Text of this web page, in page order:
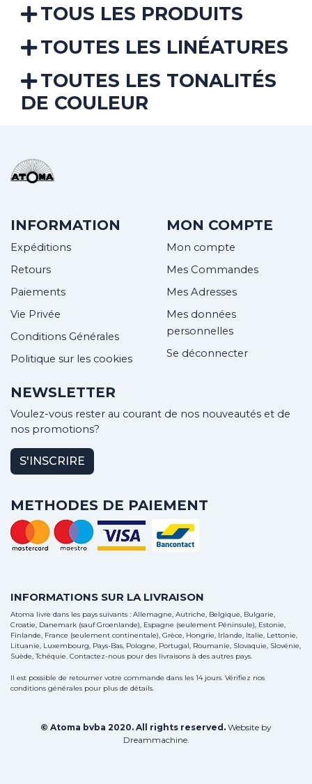
TOUS LES PRODUITS
TOUTES LES LINÉATURES
TOUTES LES TONALITÉS
DE COULEUR
INFORMATION
Expéditions
Retours
Paiements
Vie Privée
Conditions Générales
Politique sur les cookies
MON COMPTE
Mon compte
Mes Commandes
Mes Adresses
Mes données
personnelles
Se déconnecter
NEWSLETTER
Voulez-vous rester au courant de nos nouveautés et de
nos promotions?
S'INSCRIRE
METHODES DE PAIEMENT
INFORMATIONS SUR LA LIVRAISON
Atoma livre dans les pays suivants : Allemagne, Autriche, Belgique, Bulgarie,
Croatie, Danemark (sauf Groenlande), Espagne (seulement Péninsule), Estonie,
Finlande, France (seulement continentale), Grèce, Hongrie, Irlande, Italie, Lettonie,
Lituanie, Luxembourg, Pays-Bas, Pologne, Portugal, Roumanie, Slovaquie, Slovénie,
Suède, Tchéquie. Contactez-nous pour des livraisons à des autres pays.
Il est possible de retourner votre commande dans les 14 jours. Vérifiez nos
conditions générales pour plus de détails.
© Atoma bvba 2020. All rights reserved. Website by
Dreammachine.